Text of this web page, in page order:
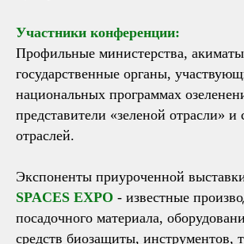
Участники конференции:
Профильные министерства,
государственные органы,
национальных программах
представители «зеленой отрасли»
отраслей.
Экспоненты приуроченной
SPACES EXPO - известные
посадочного материала,
средств биозащиты, инструментов,